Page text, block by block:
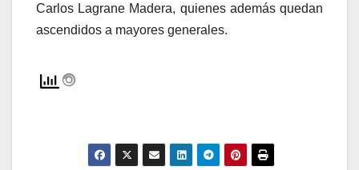
Carlos Lagrane Madera, quienes además quedan
ascendidos a mayores generales.